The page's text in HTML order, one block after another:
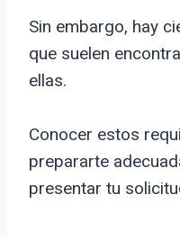
Sin embargo, hay
que suelen
ellas.
Conocer estos
prepararte
presentar tu